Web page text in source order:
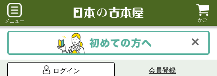
メニュー かご
ログイン 会員登録